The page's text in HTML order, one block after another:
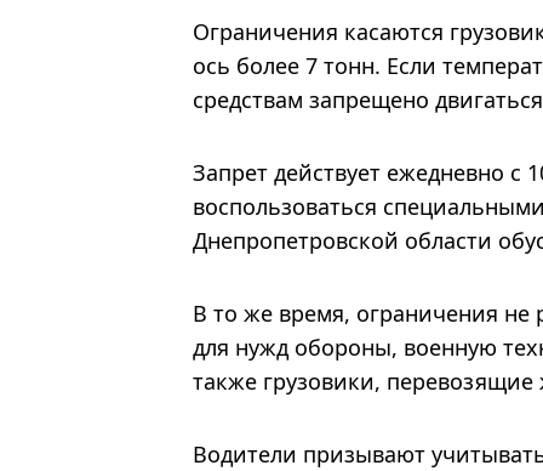
Ограничения касаются
ось более 7 тонн. Если
средствам запрещено
Запрет действует ежедневно с
воспользоваться
Днепропетровской области
В то же время, ограничения
для нужд обороны, военную
также грузовики,
Водители призывают